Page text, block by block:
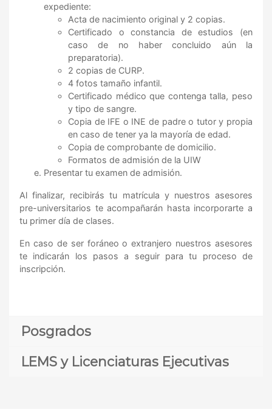
expediente:
Acta de nacimiento original y 2 copias.
Certificado o constancia de estudios (en
caso de no haber concluido aún la
preparatoria).
2 copias de CURP.
4 fotos tamaño infantil.
Certificado médico que contenga talla, peso
y tipo de sangre.
Copia de IFE o INE de padre o tutor y propia
en caso de tener ya la mayoría de edad.
Copia de comprobante de domicilio.
Formatos de admisión de la UIW
Presentar tu examen de admisión.
Al finalizar, recibirás tu matrícula y nuestros asesores
pre-universitarios te acompañarán hasta incorporarte a
tu primer día de clases.
En caso de ser foráneo o extranjero nuestros asesores
te indicarán los pasos a seguir para tu proceso de
inscripción.
Posgrados
LEMS y Licenciaturas Ejecutivas